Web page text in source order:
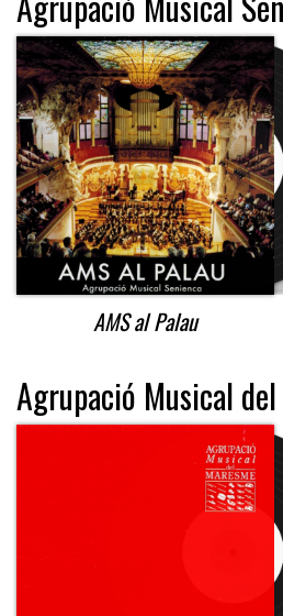
AMS al Palau
Agrupació Musical